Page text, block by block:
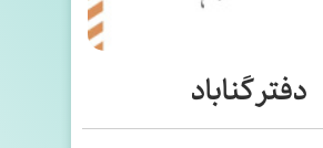
دفتر گناباد